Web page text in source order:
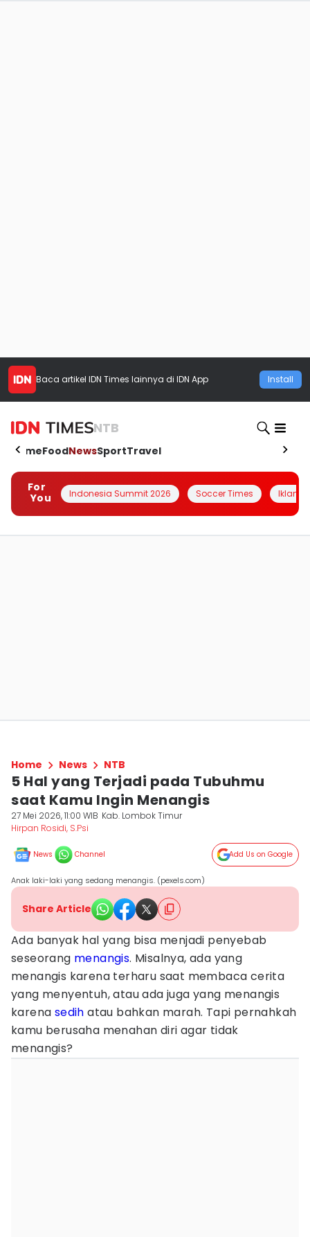
Baca artikel IDN Times lainnya di IDN App Install
NTB
HomeFoodNewsSportTravel
For
You
Indonesia Summit 2026 Soccer Times Iklanin
Home News NTB
5 Hal yang Terjadi pada Tubuhmu
saat Kamu Ingin Menangis
27 Mei 2026, 11:00 WIB Kab. Lombok Timur
Hirpan Rosidi, S.Psi
News Channel Add Us on Google
Anak laki-laki yang sedang menangis. (pexels.com)
Share Article
Ada banyak hal yang bisa menjadi penyebab
seseorang menangis. Misalnya, ada yang
menangis karena terharu saat membaca cerita
yang menyentuh, atau ada juga yang menangis
karena sedih atau bahkan marah. Tapi pernahkah
kamu berusaha menahan diri agar tidak
menangis?